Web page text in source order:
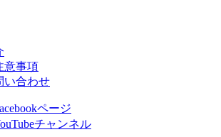
意事項
い合わせ
ページ
チャンネル